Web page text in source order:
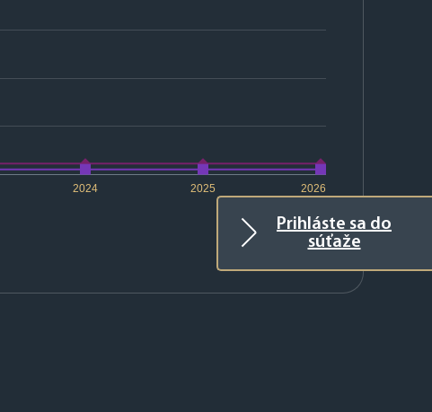
Prihláste sa do
súťaže
2024 2025 2026